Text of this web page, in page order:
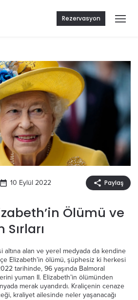
Rezervasyon
10 Eylül 2022 Paylaş
Ölümü ve
altına alan ve yerel medyada da kendine
Elizabeth’in ölümü, şüphesiz ki herkesi
tarihinde, 96 yaşında Balmoral
yuman II. Elizabeth’in ölümünden
merak uyandırdı. Kraliçenin cenaze
kraliyet ailesinde neler yaşanacağı